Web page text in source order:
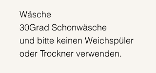
Wäsche
30Grad Schonwäsche
und bitte keinen Weichspüler
oder Trockner verwenden.